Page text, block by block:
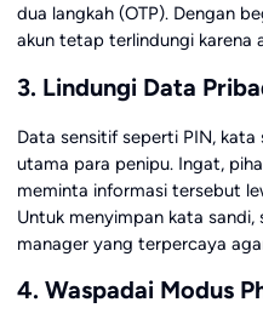
dua langkah (OTP). Dengan
akun tetap terlindungi karena
3. Lindungi Data
Data sensitif seperti PIN,
utama para penipu. Ingat,
meminta informasi tersebut
Untuk menyimpan kata
manager yang terpercaya
4. Waspadai Modus